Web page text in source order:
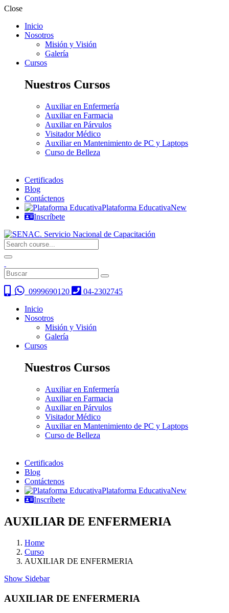
Close
Inicio
Nosotros
Misión y Visión
Galería
Cursos
Nuestros Cursos
Auxiliar en Enfermería
Auxiliar en Farmacia
Auxiliar en Párvulos
Visitador Médico
Auxiliar en Mantenimiento de PC y Laptops
Curso de Belleza
Certificados
Blog
Contáctenos
Plataforma EducativaNew
Inscríbete
0999690120
04-2302745
Inicio
Nosotros
Misión y Visión
Galería
Cursos
Nuestros Cursos
Auxiliar en Enfermería
Auxiliar en Farmacia
Auxiliar en Párvulos
Visitador Médico
Auxiliar en Mantenimiento de PC y Laptops
Curso de Belleza
Certificados
Blog
Contáctenos
Plataforma EducativaNew
Inscríbete
AUXILIAR DE ENFERMERIA
Home
Curso
AUXILIAR DE ENFERMERIA
Show Sidebar
AUXILIAR DE ENFERMERIA